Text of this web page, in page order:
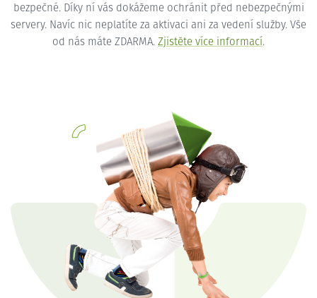
bezpečné. Díky ní vás dokážeme ochránit před nebezpečnými
servery. Navíc nic neplatíte za aktivaci ani za vedení služby. Vše
od nás máte ZDARMA. Zjistěte více informací.